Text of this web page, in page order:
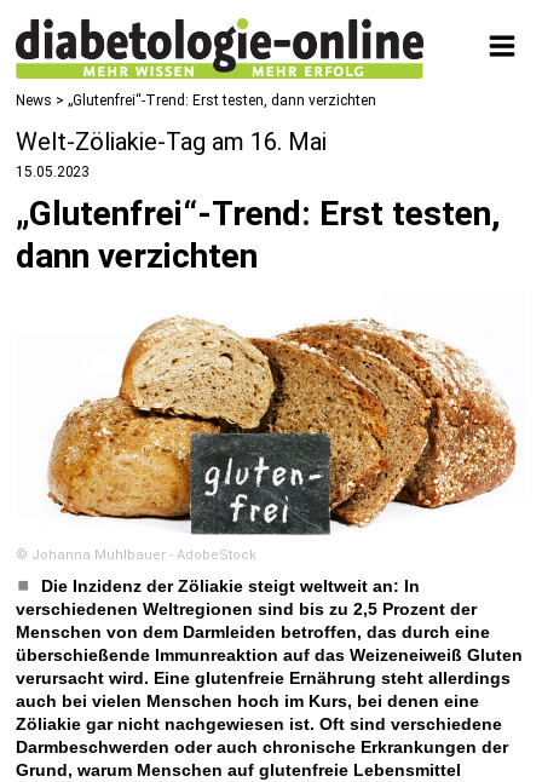
News > „Glutenfrei“-Trend: Erst testen, dann verzichten
Welt-Zöliakie-Tag am 16. Mai
15.05.2023
„Glutenfrei“-Trend: Erst testen,
dann verzichten
© Johanna Mühlbauer - AdobeStock
Die Inzidenz der Zöliakie steigt weltweit an: In
verschiedenen Weltregionen sind bis zu 2,5 Prozent der
Menschen von dem Darmleiden betroffen, das durch eine
überschießende Immunreaktion auf das Weizeneiweiß Gluten
verursacht wird. Eine glutenfreie Ernährung steht allerdings
auch bei vielen Menschen hoch im Kurs, bei denen eine
Zöliakie gar nicht nachgewiesen ist. Oft sind verschiedene
Darmbeschwerden oder auch chronische Erkrankungen der
Grund, warum Menschen auf glutenfreie Lebensmittel